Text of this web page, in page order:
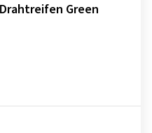
Green